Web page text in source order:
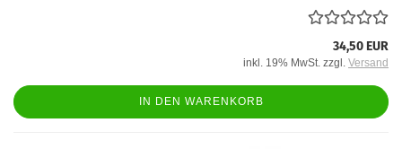
34,50 EUR
inkl. 19% MwSt. zzgl. Versand
IN DEN WARENKORB